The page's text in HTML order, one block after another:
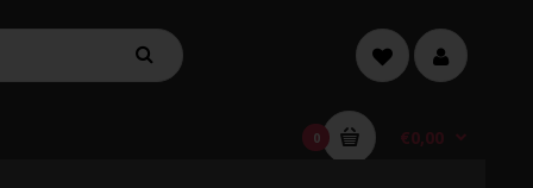
0 €0,00